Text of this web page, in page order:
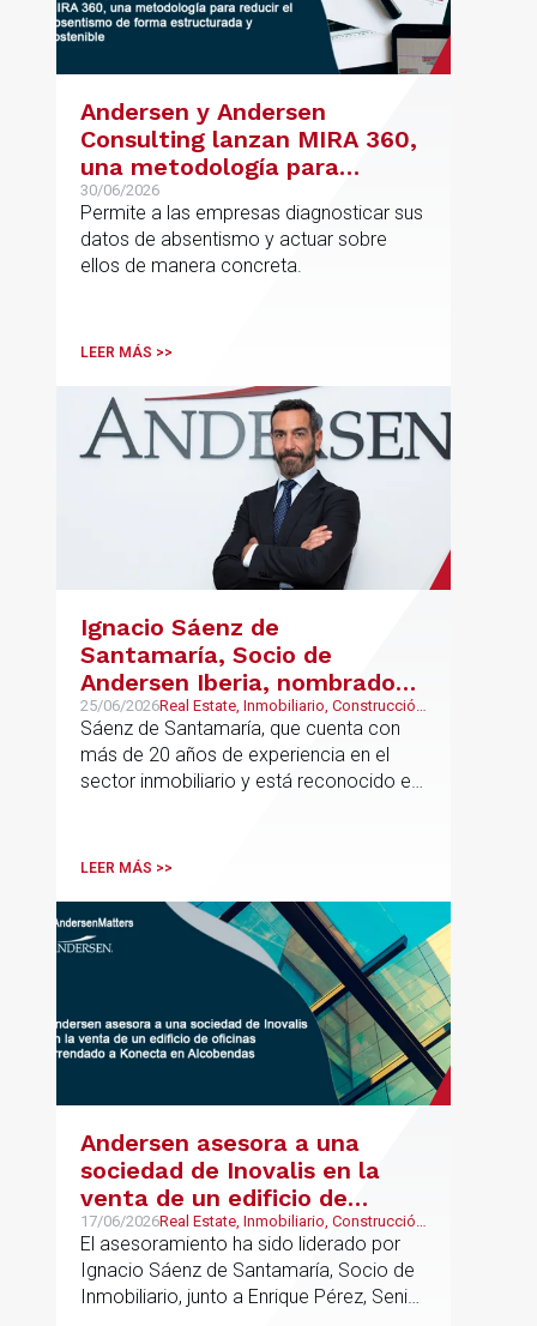
Andersen y Andersen
Consulting lanzan MIRA 360,
una metodología para
reducir el absentismo de
forma estructurada y
sostenible
30/06/2026
Permite a las empresas diagnosticar sus
datos de absentismo y actuar sobre
ellos de manera concreta.
LEER MÁS >>
Ignacio Sáenz de
Santamaría, Socio de
Andersen Iberia, nombrado
director europeo de
Inmobiliario de Andersen
25/06/2026Real Estate, Inmobiliario, Construcción
y Urbanismo
Sáenz de Santamaría, que cuenta con
más de 20 años de experiencia en el
sector inmobiliario y está reconocido en
codirigirá el EU Real Estate Industry
UK.
LEER MÁS >>
Andersen asesora a una
sociedad de Inovalis en la
venta de un edificio de
oficinas arrendado a Konecta
en Alcobendas
17/06/2026Real Estate, Inmobiliario, Construcción
y Urbanismo
El asesoramiento ha sido liderado por
Ignacio Sáenz de Santamaría, Socio de
Inmobiliario, junto a Enrique Pérez, Senior